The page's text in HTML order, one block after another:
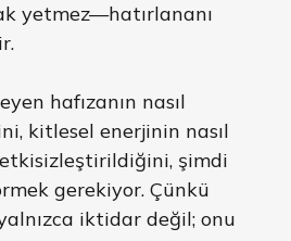
yetmez—hatırlananı
hafızanın nasıl
kitlesel enerjinin nasıl
şimdi
gerekiyor. Çünkü
iktidar değil; onu